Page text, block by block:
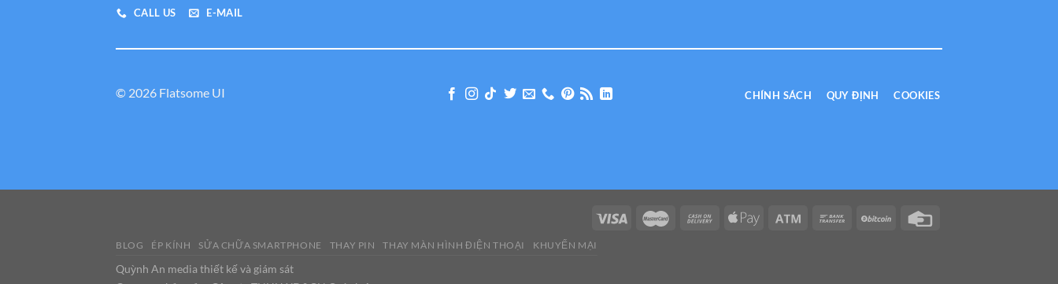
CALL US E-MAIL
© 2026 Flatsome UI CHÍNH SÁCH QUY ĐỊNH COOKIES
BLOG ÉP KÍNH SỬA CHỮA SMARTPHONE THAY PIN THAY MÀN HÌNH ĐIỆN THOẠI KHUYẾN MẠI
Quỳnh An media thiết kế và giám sát